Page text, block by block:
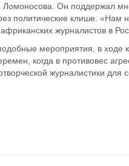
Ломоносова. Он поддержал
политические клише. «Нам
журналистов в
мероприятия, в ходе
когда в противовес
журналистики для